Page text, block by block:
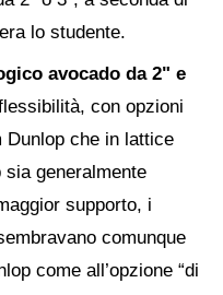
lo studente.
avocado da 2" e
con opzioni
Dunlop che in lattice
sia generalmente
supporto, i
comunque
come all’opzione “di